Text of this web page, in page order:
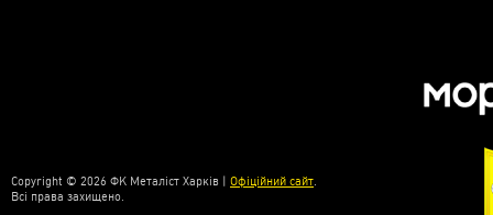
Copyright © 2026 ФК Металіст Харків | Офіційний сайт.
Всі права захищено.